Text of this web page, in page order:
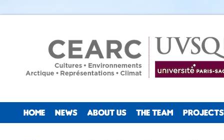
HOME NEWS ABOUT US THE TEAM PROJECTS